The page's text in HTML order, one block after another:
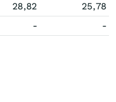
28,82
25,78
- -